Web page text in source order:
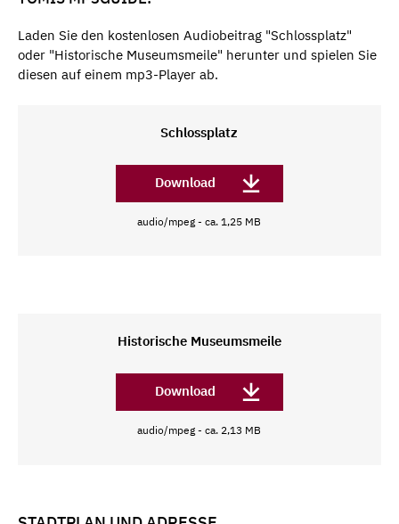
Laden Sie den kostenlosen Audiobeitrag "Schlossplatz"
oder "Historische Museumsmeile" herunter und spielen Sie
diesen auf einem mp3-Player ab.
Schlossplatz
Download
audio/mpeg - ca. 1,25 MB
Historische Museumsmeile
Download
audio/mpeg - ca. 2,13 MB